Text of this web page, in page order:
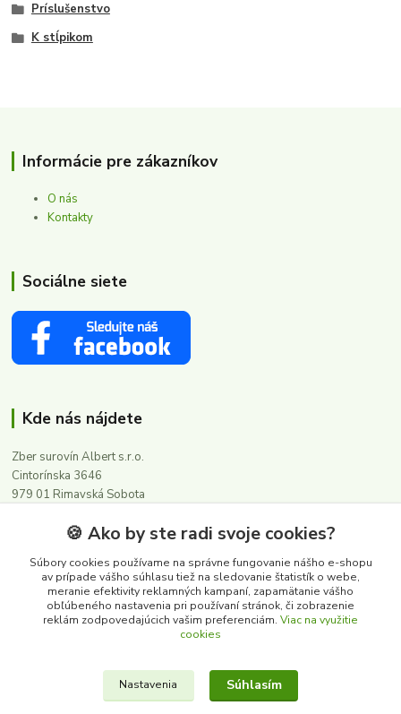
Príslušenstvo
K stĺpikom
Informácie pre zákazníkov
O nás
Kontakty
Sociálne siete
Kde nás nájdete
Zber surovín Albert s.r.o.
Cintorínska 3646
979 01 Rimavská Sobota
Kontakty
0911 502 504
(Po-Pia, 8-16 hod.)
🍪 Ako by ste radi svoje cookies?
Súbory cookies používame na správne fungovanie nášho e-shopu
av prípade vášho súhlasu tiež na sledovanie štatistík o webe,
meranie efektivity reklamných kampaní, zapamätanie vášho
obľúbeného nastavenia pri používaní stránok, či zobrazenie
reklám zodpovedajúcich vašim preferenciám. Viac na využitie
cookies
Nastavenia Súhlasím